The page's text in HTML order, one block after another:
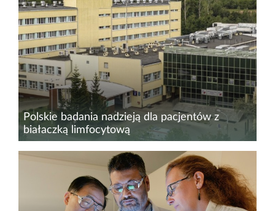
Polskie badania nadzieją dla pacjentów z
białaczką limfocytową
Choroby nowotworowe to jedno z
największych wyzwań współczesnej medycyny,
dlatego prowadzenie badań klinicznych w tym
obszarze jest tak ważne. W Polsce istotną rolę